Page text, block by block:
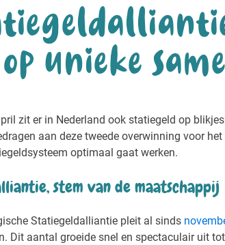
unieke
zit er in Nederland ook statiegeld op
aan deze tweede overwinning voor
optimaal gaat werken.
stem van de maatschappij
Statiegeldalliantie pleit al sinds
Dit aantal groeide snel en spectaculair uit